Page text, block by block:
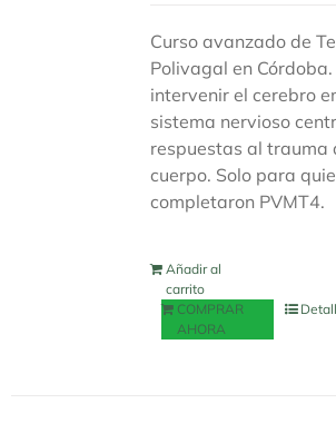
Curso avanzado de
Polivagal en
intervenir el cerebro
sistema nervioso
respuestas al trauma
cuerpo. Solo para
completaron PVMT4.
Añadir al
carrito
COMPRAR
AHORA